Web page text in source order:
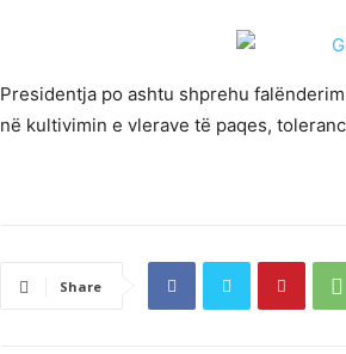
Presidentja po ashtu shprehu
në kultivimin e vlerave të paqes,
Share